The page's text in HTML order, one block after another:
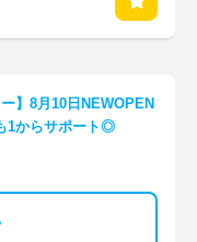
】8月10日NEWOPEN
1からサポート◎